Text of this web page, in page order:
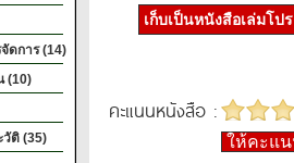
ดการ (14)
(10)
ติ (35)
เก็บเป็นหนังสือเล่มโป
คะแนนหนังสือ :
ให้คะแ